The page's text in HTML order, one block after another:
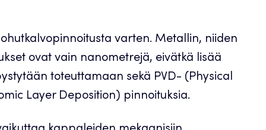
varten. Metallin, niiden
ovat vain nanometrejä, eivätkä lisää
toteuttamaan sekä PVD- (Physical
Layer Deposition) pinnoituksia.